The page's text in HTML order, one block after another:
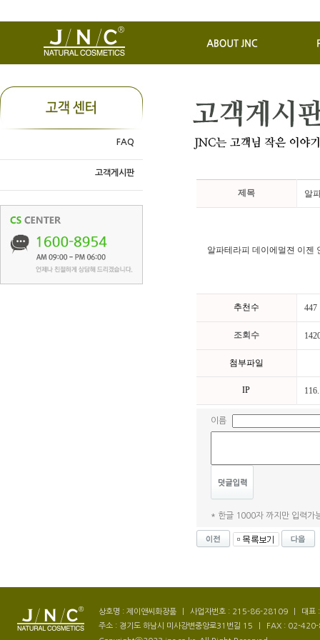
FAQ
고객게시판
제목 알
알파테라피 데이에멀젼 이젠
추천수 447
조회수
첨부파일
IP
이름
* 한글 1000자 까지만 입력가
상호명 : 제이앤씨화장품 사업자번호 : 215-86-28109
대표
주소 : 경기도 하남시 미사강변중앙로31번길 15
FAX : 02-